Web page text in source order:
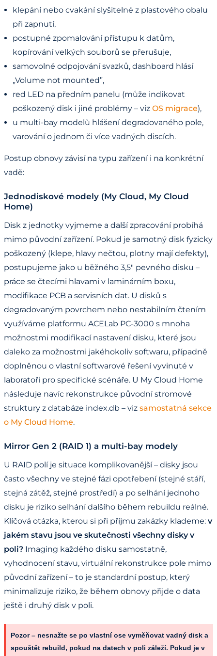
klepání nebo cvakání slyšitelné z plastového obalu
při zapnutí,
postupné zpomalování přístupu k datům,
kopírování velkých souborů se přerušuje,
samovolné odpojování svazků, dashboard hlásí
„Volume not mounted”,
red LED na předním panelu (může indikovat
poškozený disk i jiné problémy – viz OS migrace),
u multi-bay modelů hlášení degradovaného pole,
varování o jednom či více vadných discích.
Postup obnovy závisí na typu zařízení i na konkrétní
vadě:
Jednodiskové modely (My Cloud, My Cloud
Home)
Disk z jednotky vyjmeme a další zpracování probíhá
mimo původní zařízení. Pokud je samotný disk fyzicky
poškozený (klepe, hlavy nečtou, plotny mají defekty),
postupujeme jako u běžného 3,5" pevného disku –
práce se čtecími hlavami v laminárním boxu,
modifikace PCB a servisních dat. U disků s
degradovaným povrchem nebo nestabilním čtením
využíváme platformu ACELab PC-3000 s mnoha
možnostmi modifikací nastavení disku, které jsou
daleko za možnostmi jakéhokoliv softwaru, případně
doplněnou o vlastní softwarové řešení vyvinuté v
laboratoři pro specifické scénáře. U My Cloud Home
následuje navíc rekonstrukce původní stromové
struktury z databáze index.db – viz samostatná sekce
o My Cloud Home.
Mirror Gen 2 (RAID 1) a multi-bay modely
U RAID polí je situace komplikovanější – disky jsou
často všechny ve stejné fázi opotřebení (stejné stáří,
stejná zátěž, stejné prostředí) a po selhání jednoho
disku je riziko selhání dalšího během rebuildu reálné.
Klíčová otázka, kterou si při příjmu zakázky klademe: v
jakém stavu jsou ve skutečnosti všechny disky v
poli? Imaging každého disku samostatně,
vyhodnocení stavu, virtuální rekonstrukce pole mimo
původní zařízení – to je standardní postup, který
minimalizuje riziko, že během obnovy přijde o data
ještě i druhý disk v poli.
Pozor – nesnažte se po vlastní ose vyměňovat vadný disk a
spouštět rebuild, pokud na datech v poli záleží. Pokud je v